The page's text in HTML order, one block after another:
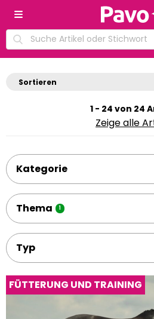
Sortieren
1 - 24 von 24
Zeige alle
Kategorie
Thema 1
Typ
FÜTTERUNG UND TRAINING